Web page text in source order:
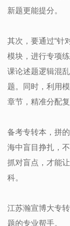
新题更能提分。
其次，要通过“针
模块，进行专项
课论述题逻辑混
题。同时，利用
章节，精准分配复
备考专转本，拼
海中盲目挣扎，
抓对盲点，才能
科。
江苏瀚宣博大专
题的专业帮手。